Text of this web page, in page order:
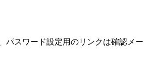
パスワード設定用のリンクは確認メー